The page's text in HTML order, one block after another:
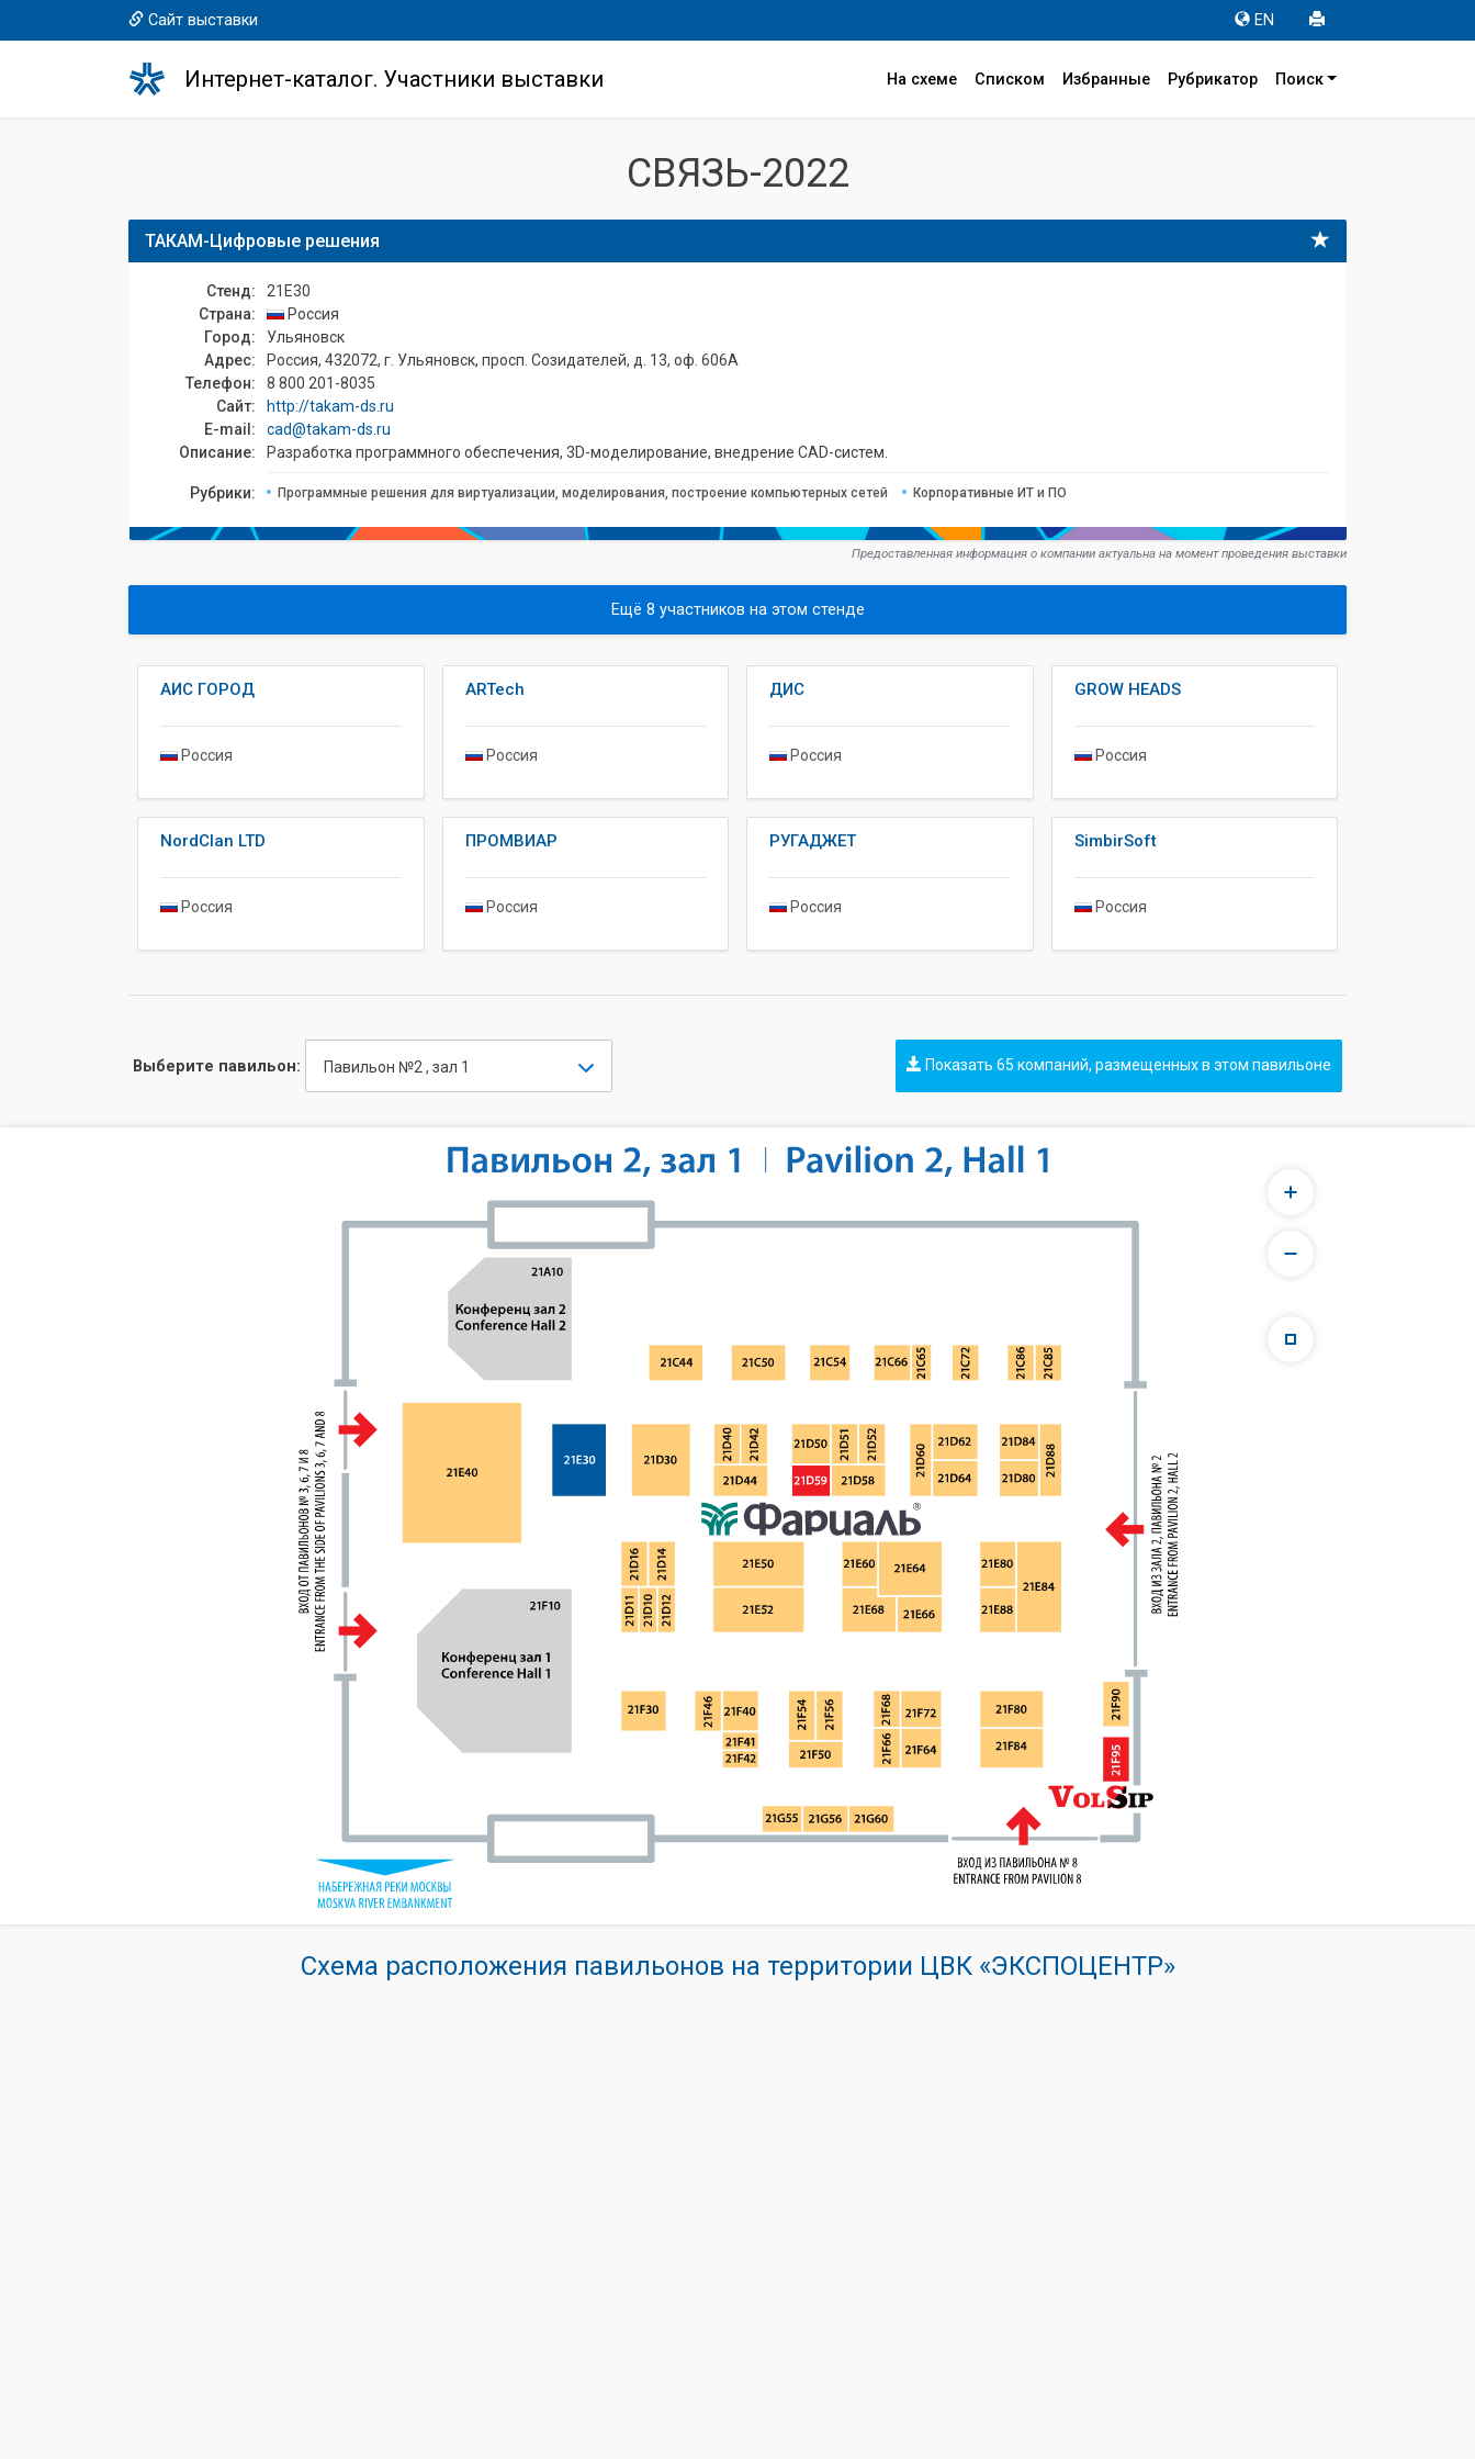
Сайт выставки EN
Интернет-каталог. Участники выставки На схеме Списком Избранные Рубрикатор Поиск
СВЯЗЬ-2022
ТАКАМ-Цифровые решения
Стенд:
21E30
Страна:
Россия
Город:
Ульяновск
Адрес:
Россия, 432072, г. Ульяновск, просп. Созидателей, д. 13, оф. 606А
Телефон:
8 800 201-8035
Сайт:
http://takam-ds.ru
E-mail:
cad@takam-ds.ru
Описание:
Разработка программного обеспечения, 3D-моделирование, внедрение CAD-систем.
Рубрики: Программные решения для виртуализации, моделирования, построение компьютерных сетей Корпоративные ИТ и ПО
Предоставленная информация о компании актуальна на момент проведения выставки
Ещё 8 участников на этом стенде
АИС ГОРОД
Россия
ARTech
Россия
ДИС
Россия
GROW HEADS
Россия
NordClan LTD
Россия
ПРОМВИАР
Россия
РУГАДЖЕТ
Россия
SimbirSoft
Россия
Выберите павильон: Павильон №2 , зал 1 Показать 65 компаний, размещенных в этом павильоне
Схема расположения павильонов на территории ЦВК «ЭКСПОЦЕНТР»